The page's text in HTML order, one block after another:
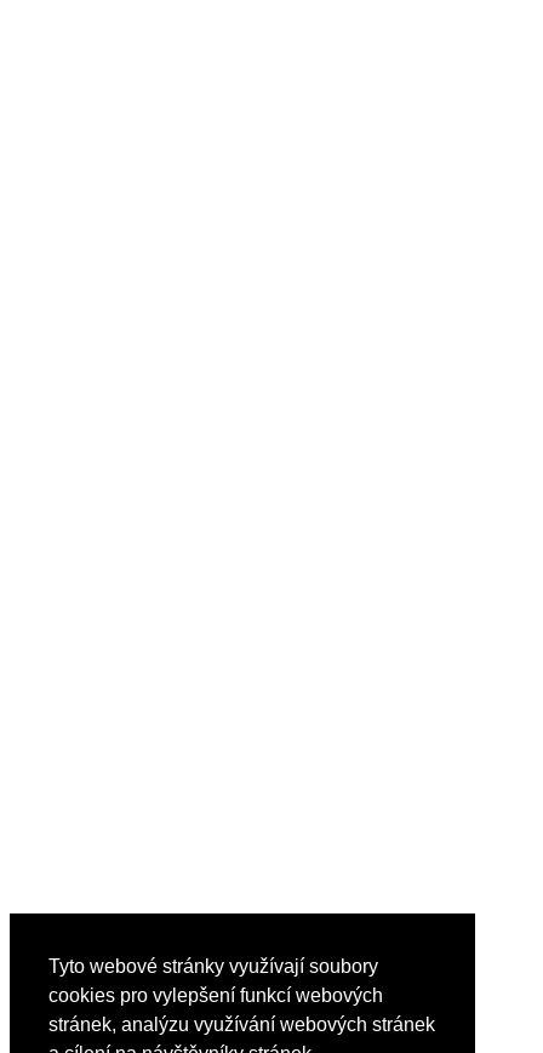
Tyto webové stránky využívají soubory
cookies pro vylepšení funkcí webových
stránek, analýzu využívání webových stránek